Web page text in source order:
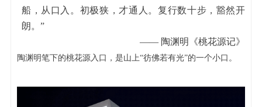
船，从口入。初极狭，才通人。复行数十步，豁然开
朗。”
—— 陶渊明《桃花源记》
陶渊明笔下的桃花源入口，是山上“彷佛若有光”的一个小口。